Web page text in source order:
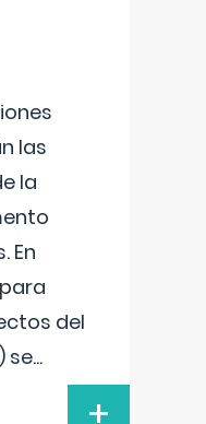
las
la
En
del
se...